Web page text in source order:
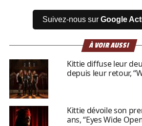
Suivez-nous surGoogle
À VOIR AUSSI
Kittie diffuse leur
depuis leur retour,
Kittie dévoile son
ans, “Eyes Wide